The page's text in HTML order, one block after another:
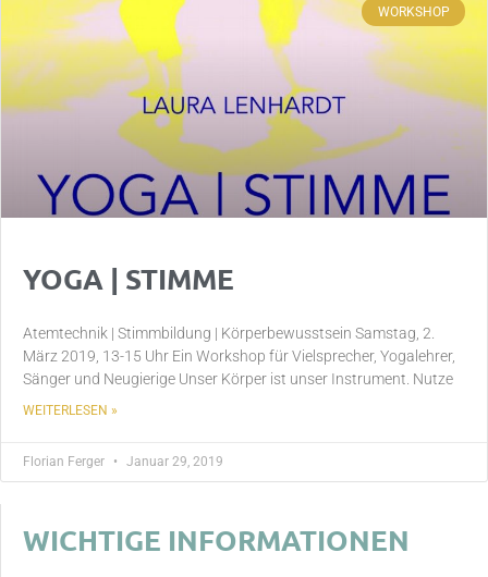
WORKSHOP
YOGA | STIMME
Atemtechnik | Stimmbildung | Körperbewusstsein Samstag, 2.
März 2019, 13-15 Uhr Ein Workshop für Vielsprecher, Yogalehrer,
Sänger und Neugierige Unser Körper ist unser Instrument. Nutze
WEITERLESEN »
Florian Ferger Januar 29, 2019
WICHTIGE INFORMATIONEN